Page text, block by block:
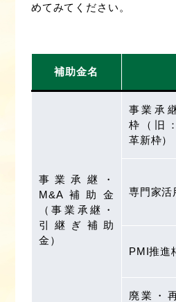
めてみてください。
補助金名
事業承継・
M&A補助金
（事業承継・
引継ぎ補助
金）
事業承
枠（旧
革新枠）
専門家活
PMI推進
廃業・